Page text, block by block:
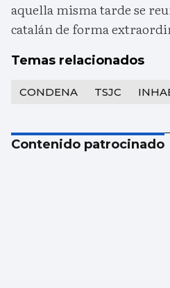
aquella misma tarde se
catalán de forma
Temas relacionados
CONDENA TSJC
Contenido patrocinado